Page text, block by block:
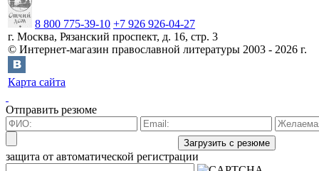
8 800 775-39-10 +7 926 926-04-27
г. Москва, Рязанский проспект, д. 16, стр. 3
© Интернет-магазин православной литературы 2003 - 2026 г.
Карта сайта
Отправить резюме
защита от автоматической регистрации